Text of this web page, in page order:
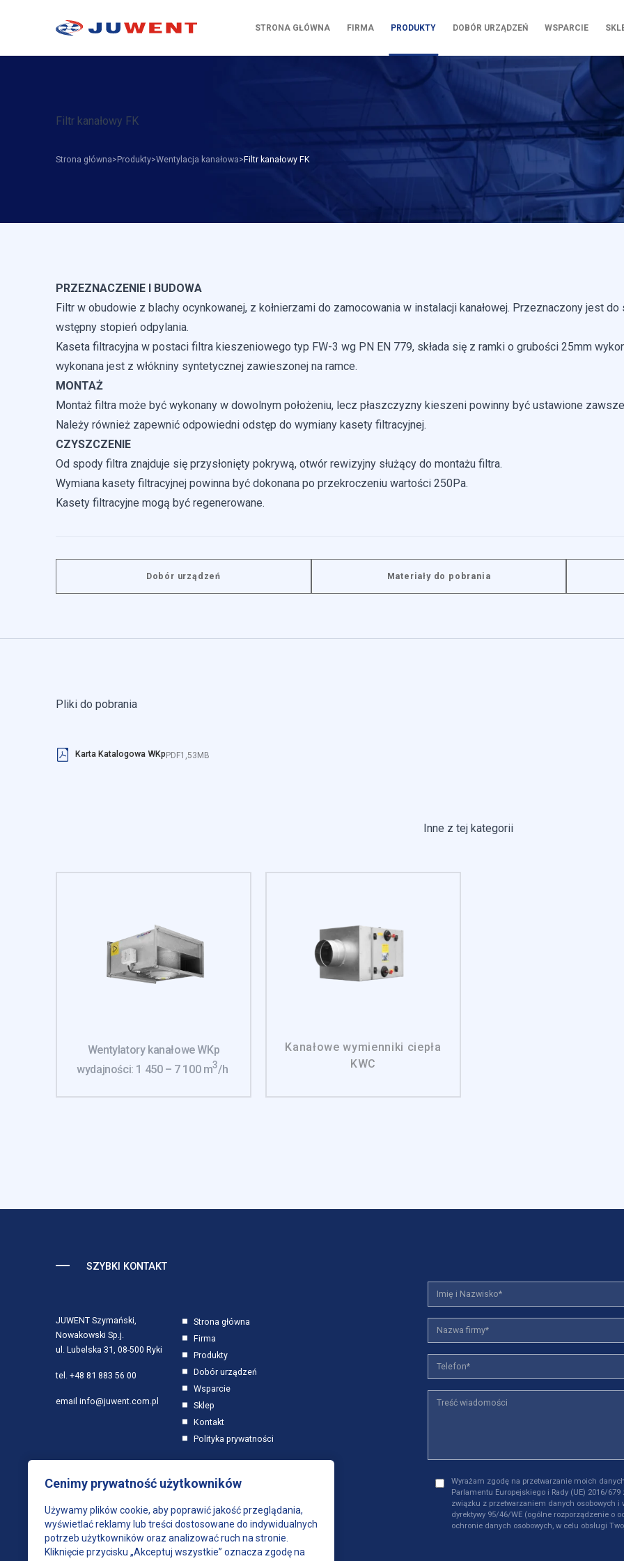
STRONA GŁÓWNA FIRMA PRODUKTY DOBÓR URZĄDZEŃ WSPARCIE
Filtr kanałowy FK
Strona główna Produkty Wentylacja kanałowa Filtr kanałowy FK
PRZEZNACZENIE I BUDOWA
Filtr w obudowie z blachy ocynkowanej, z kołnierzami do zamocowania w instalacji kanałowej. Przeznaczony jest
wstępny stopień odpylania.
Kaseta filtracyjna w postaci filtra kieszeniowego typ FW-3 wg PN EN 779, składa się z ramki o grubości 25mm
wykonana jest z włókniny syntetycznej zawieszonej na ramce.
MONTAŻ
Montaż filtra może być wykonany w dowolnym położeniu, lecz płaszczyzny kieszeni powinny być ustawione
Należy również zapewnić odpowiedni odstęp do wymiany kasety filtracyjnej.
CZYSZCZENIE
Od spody filtra znajduje się przysłonięty pokrywą, otwór rewizyjny służący do montażu filtra.
Wymiana kasety filtracyjnej powinna być dokonana po przekroczeniu wartości 250Pa.
Kasety filtracyjne mogą być regenerowane.
Dobór urządzeń Materiały do pobrania
Pliki do pobrania
Karta Katalogowa WKp PDF1,53MB
Inne z tej kategorii
Wentylatory kanałowe WKp
wydajności: 1 450 – 7 100 m3/h
Kanałowe wymienniki ciepła
KWC
SZYBKI KONTAKT
JUWENT Szymański,
Nowakowski Sp.j.
ul. Lubelska 31, 08-500 Ryki
tel. +48 81 883 56 00
email info@juwent.com.pl
Strona główna
Firma
Produkty
Dobór urządzeń
Wsparcie
Sklep
Kontakt
Polityka prywatności
Wyrażam zgodę na przetwarzanie moich
Parlamentu Europejskiego i Rady (UE) 2016/
związku z przetwarzaniem danych osobowych i
dyrektywy 95/46/WE (ogólne rozporządzenie o
ochronie danych osobowych, w celu obsługi
Cenimy prywatność użytkowników
Używamy plików cookie, aby poprawić jakość przeglądania,
wyświetlać reklamy lub treści dostosowane do indywidualnych
potrzeb użytkowników oraz analizować ruch na stronie.
Kliknięcie przycisku „Akceptuj wszystkie” oznacza zgodę na
Wykorzystujemy pliki cookie do spersonalizowania treści i reklam, aby oferować funkcje
korzystania z ich usług.
Preferencje
się na stronie, gromadząc i zgłaszając anonimowe informacje.
Marketingowe pliki cookie stosowane są w celu śledzenia użytkowników na stronach
reklam, które są istotne i interesujące dla poszczególnych użytkowników i tym samym bardziej
reklamodawców strony trzeciej.